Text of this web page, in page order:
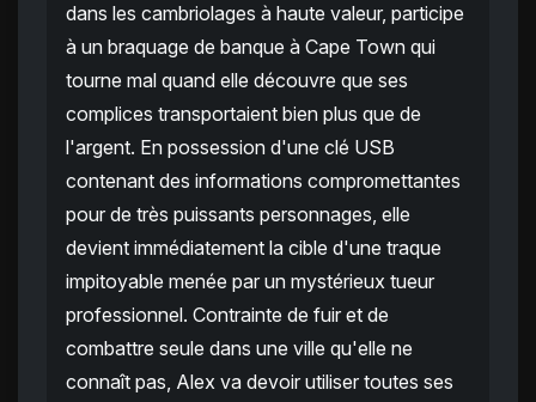
dans les cambriolages à haute valeur, participe
à un braquage de banque à Cape Town qui
tourne mal quand elle découvre que ses
complices transportaient bien plus que de
l'argent. En possession d'une clé USB
contenant des informations compromettantes
pour de très puissants personnages, elle
devient immédiatement la cible d'une traque
impitoyable menée par un mystérieux tueur
professionnel. Contrainte de fuir et de
combattre seule dans une ville qu'elle ne
connaît pas, Alex va devoir utiliser toutes ses